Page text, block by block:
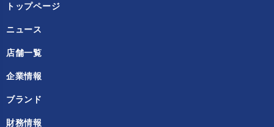
トップページ
ニュース
店舗一覧
企業情報
ブランド
財務情報